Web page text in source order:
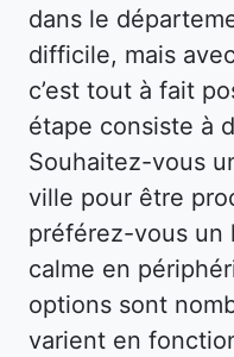
dans le
difficile, mais
c’est tout à fait
étape consiste à
Souhaitez-vous
ville pour être
préférez-vous un
calme en
options sont
varient en